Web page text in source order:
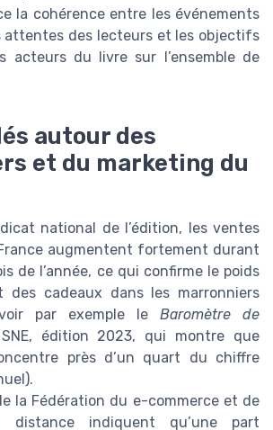
la cohérence entre les événements
attentes des lecteurs et les objectifs
acteurs du livre sur l’ensemble de
autour des
et du marketing du
national de l’édition, les ventes
augmentent fortement durant
de l’année, ce qui confirme le poids
cadeaux dans les marronniers
par exemple le Baromètre de
édition 2023, qui montre que
près d’un quart du chiffre
la Fédération du e-commerce et de
indiquent qu’une part